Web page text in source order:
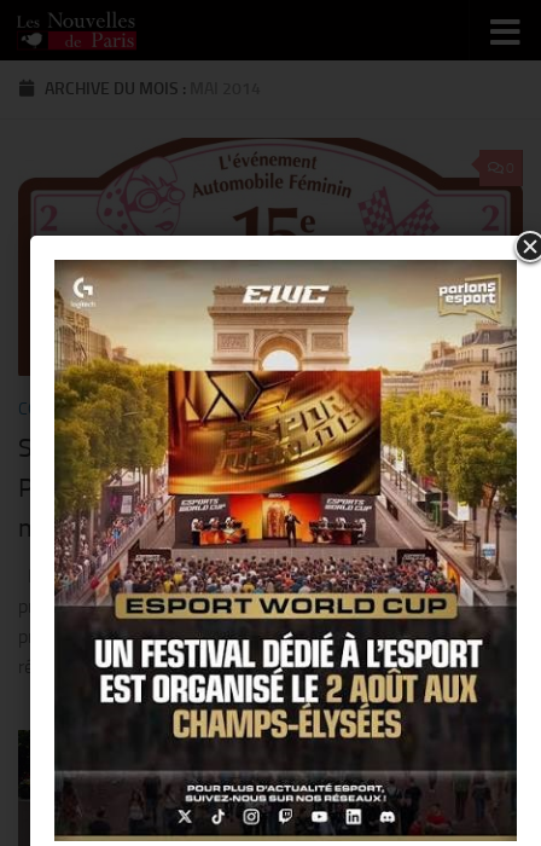
Skip to content
ARCHIVE DU MOIS :
COMMUNIQUÉS 30 MAI 2014
Suivez la 15 ème édition du Rallye des
Princesses de Paris à Saint-Tropez du 31
mai au 5 juin 2014!
Pour sa 15 ème édition, le Rallye des Princesses annonce un
prestigieux plateau de plus de 80 véhicules de collection et de
prestige, un itinéraire de choix traversant nos plus belles
régions et s’impose plus que jamais...